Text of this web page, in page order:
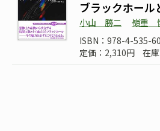
ブラックホー
小山 勝二 嶺重
ISBN：978-4-535-
定価：2,310円
在